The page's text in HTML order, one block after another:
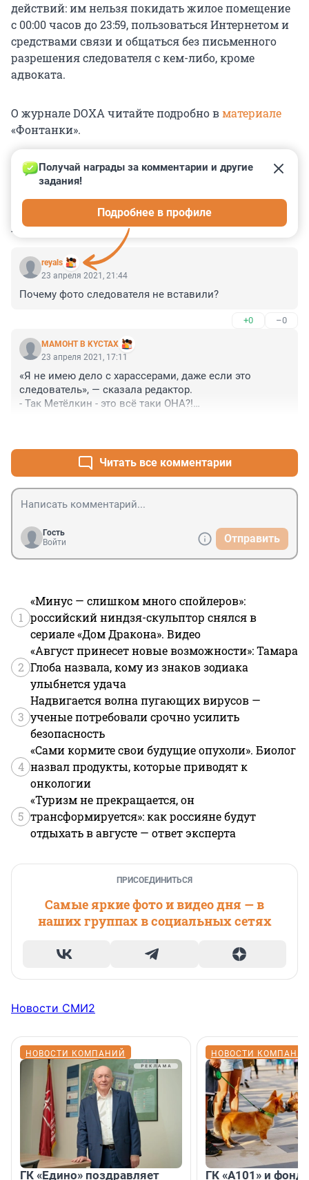
действий: им нельзя покидать жилое помещение
с 00:00 часов до 23:59, пользоваться Интернетом и
средствами связи и общаться без письменного
разрешения следователя с кем-либо, кроме
адвоката.
О журнале DOXA читайте подробно вматериале
«Фонтанки».
КОММЕНТАРИИ 7
reyals
Получай награды за комментарии и другие
задания!
Подробнее в профиле
23 апреля 2021, 21:44
Почему фото следователя не вставили?
+0 –0
MAMOHT B KYCTAX
23 апреля 2021, 17:11
«Я не имею дело с харассерами, даже если это
следователь», — сказала редактор.
- Так Метёлкин - это всё таки ОНА?!
Читать все комментарии
Гость
Войти
Отправить
1
«Минус — слишком много спойлеров»:
российский ниндзя-скульптор снялся в
сериале «Дом Дракона». Видео
2
«Август принесет новые возможности»: Тамара
Глоба назвала, кому из знаков зодиака
улыбнется удача
3
Надвигается волна пугающих вирусов —
ученые потребовали срочно усилить
безопасность
4
«Сами кормите свои будущие опухоли». Биолог
назвал продукты, которые приводят к
онкологии
5
«Туризм не прекращается, он
трансформируется»: как россияне будут
отдыхать в августе — ответ эксперта
ПРИСОЕДИНИТЬСЯ
Самые яркие фото и видео дня — в
наших группах в социальных сетях
Новости СМИ2
НОВОСТИ КОМПАНИЙ
ГК «Едино» поздравляет
НОВОСТИ
ГК «А101» и фонд